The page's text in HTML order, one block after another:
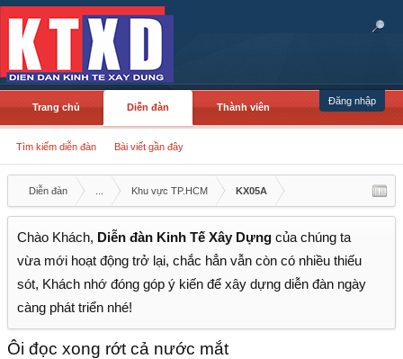
Đăng nhập
Trang chủ Diễn đàn
Tìm kiếm diễn đàn Bài viết gần đây
Thành viên
Diễn đàn Khu vực TP.HCM KX05A
Chào Khách, Diễn đàn Kinh Tế Xây Dựng của chúng ta
vừa mới hoạt động trở lại, chắc hẳn vẫn còn có nhiều thiếu
sót, Khách nhớ đóng góp ý kiến để xây dựng diễn đàn ngày
càng phát triển nhé!
Ôi đọc xong rớt cả nước mắt